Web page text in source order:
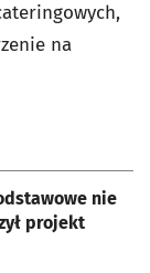
na
nie
projekt